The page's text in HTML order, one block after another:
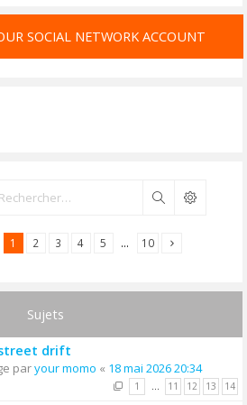
SOCIAL NETWORK ACCOUNT
Rechercher
1 2 3 4 5 … 10
Sujets
street drift
paryour momo « 18 mai 2026 20:34
1 … 11 12 13 14